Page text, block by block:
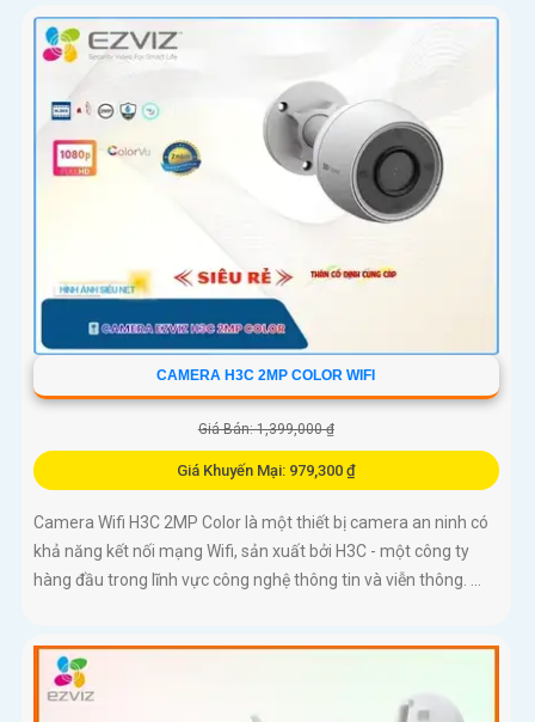
CAMERA H3C 2MP COLOR WIFI
Giá Bán: 1,399,000 ₫
Giá Khuyến Mại: 979,300 ₫
Camera Wifi H3C 2MP Color là một thiết bị camera an ninh có
khả năng kết nối mạng Wifi, sản xuất bởi H3C - một công ty
hàng đầu trong lĩnh vực công nghệ thông tin và viễn thông. ...